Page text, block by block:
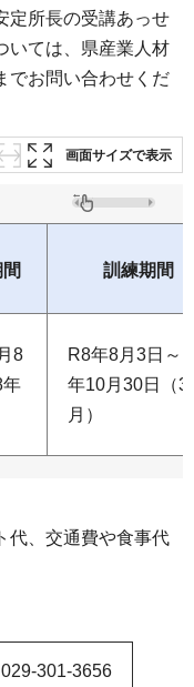
定所長の受講あっせ
いては、県産業人材
でお問い合わせくだ
画面サイズで表示
訓練期間
8
年
R8年8月3日～
年10月30日（3
月）
代、交通費や食事代
029-301-3656